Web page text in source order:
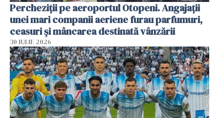
Percheziții pe aeroportul Otopeni. Angajații
unei mari companii aeriene furau parfumuri,
ceasuri și mâncarea destinată vânzării
30 IULIE 2026